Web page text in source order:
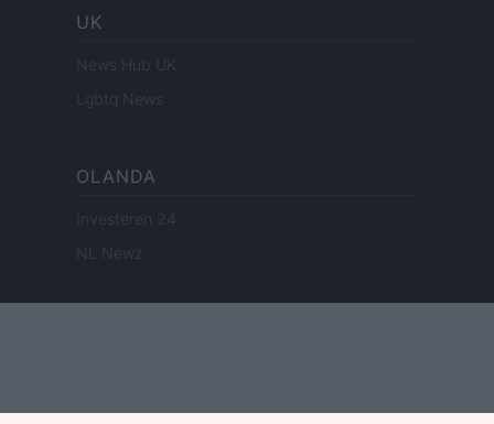
UK
News Hub UK
Lgbtq News
OLANDA
Investeren 24
NL Newz